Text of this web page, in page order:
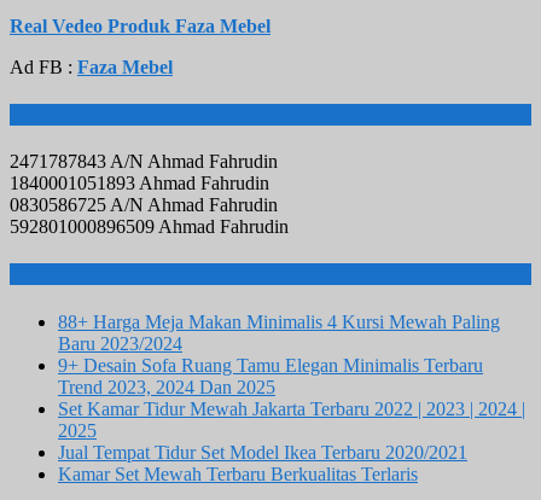
Real Vedeo Produk Faza Mebel
Ad FB : Faza Mebel
2471787843 A/N Ahmad Fahrudin
1840001051893 Ahmad Fahrudin
0830586725 A/N Ahmad Fahrudin
592801000896509 Ahmad Fahrudin
88+ Harga Meja Makan Minimalis 4 Kursi Mewah Paling
Baru 2023/2024
9+ Desain Sofa Ruang Tamu Elegan Minimalis Terbaru
Trend 2023, 2024 Dan 2025
Set Kamar Tidur Mewah Jakarta Terbaru 2022 | 2023 | 2024 |
2025
Jual Tempat Tidur Set Model Ikea Terbaru 2020/2021
Kamar Set Mewah Terbaru Berkualitas Terlaris